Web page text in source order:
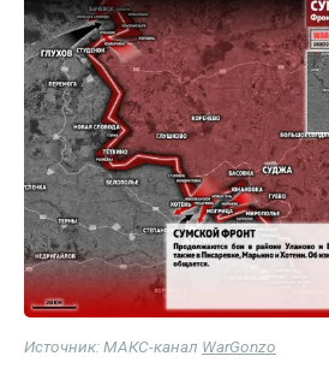
Источник: МАКС-канал WarGonzo